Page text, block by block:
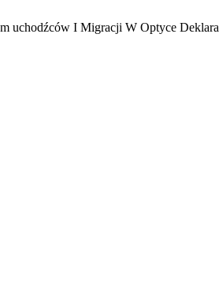
uchodźców I Migracji W Optyce